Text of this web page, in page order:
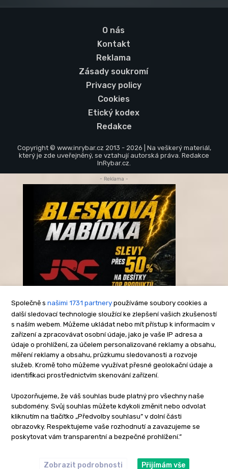
O nás
Kontakt
Reklama
Zásady soukromí
Privacy policy
Cookies
Etický kodex
Redakce
Copyright © www.inrybar.cz 2013 - 2026 | Na veškerý materiál,
který je zde uveřejněný, se vztahují autorská práva. Redakce
InRybar.cz.
Společně s našimi 1731 partnery používáme soubory cookies a
další sledovací technologie sloužící ke zlepšení vašich zkušeností
s naším webem. Můžeme ukládat nebo mít přístup k informacím v
zařízení a zpracovávat osobní údaje, jako je vaše IP adresa a
údaje o prohlížení, za účelem personalizované reklamy a obsahu,
měření reklamy a obsahu, průzkumu sledovanosti a rozvoje
služeb. Kromě toho můžeme využívat přesné geolokační údaje a
identifikaci prostřednictvím skenování zařízení.
Upozorňujeme, že váš souhlas bude platný pro všechny naše
subdomény. Svůj souhlas můžete kdykoli změnit nebo odvolat
kliknutím na tlačítko „Předvolby souhlasu” v dolní části
obrazovky. Respektujeme vaše rozhodnutí a zavazujeme se
poskytovat vám transparentní a bezpečné prohlížení.”
Zobrazit podrobnosti Přijímám vše
- Reklama -
-Reklama-